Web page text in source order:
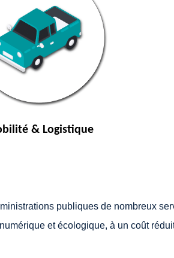
& Logistique
publiques de nombreux
et écologique, à un coût